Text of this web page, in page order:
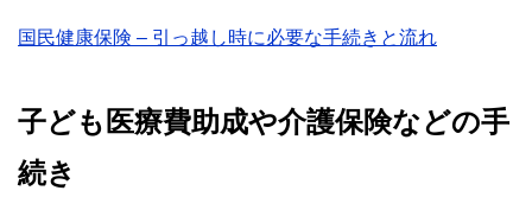
国民健康保険 – 引っ越し時に必要な手続きと流れ
子ども医療費助成や介護保険などの手
続き